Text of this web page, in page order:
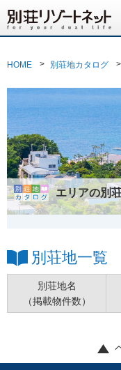
HOME 別荘地カタログ
エリアの別
別荘地一覧
別荘地名
（掲載物件数）